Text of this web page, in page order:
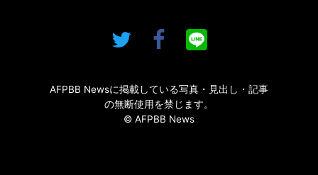
AFPBB Newsに掲載している写真・見出し・記事
の無断使用を禁じます。
© AFPBB News